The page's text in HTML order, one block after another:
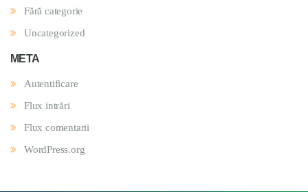
Fără categorie
Uncategorized
META
Autentificare
Flux intrări
Flux comentarii
WordPress.org